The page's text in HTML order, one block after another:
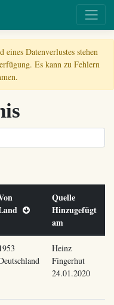
Datenverlustes stehen
Es kann zu Fehlern
Quelle
Hinzugefügt
am
1953
Heinz
Fingerhut
24.01.2020